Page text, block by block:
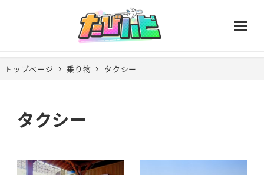
トップページ 乗り物 タクシー
タクシー